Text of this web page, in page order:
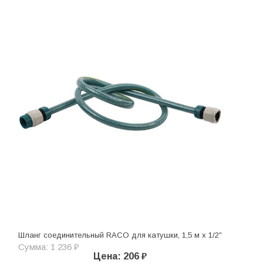
Шланг соединительный RACO для катушки, 1,5 м х 1/2″
Сумма: 1 236 ₽
Цена: 206 ₽